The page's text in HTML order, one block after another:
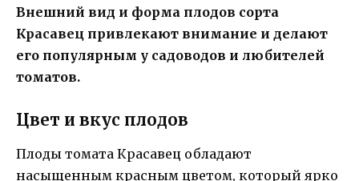
Внешний вид и форма плодов сорта
Красавец привлекают внимание и делают
его популярным у садоводов и любителей
томатов.
Цвет и вкус плодов
Плоды томата Красавец обладают
насыщенным красным цветом, который ярко